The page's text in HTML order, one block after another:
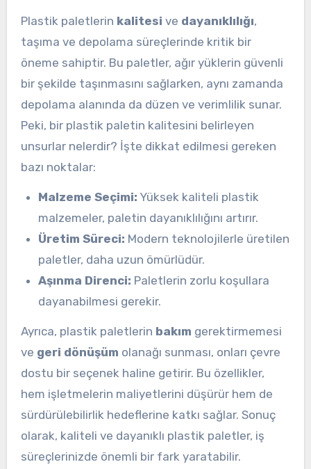
Plastik paletlerin kalitesi ve dayanıklılığı,
taşıma ve depolama süreçlerinde kritik bir
öneme sahiptir. Bu paletler, ağır yüklerin güvenli
bir şekilde taşınmasını sağlarken, aynı zamanda
depolama alanında da düzen ve verimlilik sunar.
Peki, bir plastik paletin kalitesini belirleyen
unsurlar nelerdir? İşte dikkat edilmesi gereken
bazı noktalar:
Malzeme Seçimi: Yüksek kaliteli plastik
malzemeler, paletin dayanıklılığını artırır.
Üretim Süreci: Modern teknolojilerle üretilen
paletler, daha uzun ömürlüdür.
Aşınma Direnci: Paletlerin zorlu koşullara
dayanabilmesi gerekir.
Ayrıca, plastik paletlerin bakım gerektirmemesi
ve geri dönüşüm olanağı sunması, onları çevre
dostu bir seçenek haline getirir. Bu özellikler,
hem işletmelerin maliyetlerini düşürür hem de
sürdürülebilirlik hedeflerine katkı sağlar. Sonuç
olarak, kaliteli ve dayanıklı plastik paletler, iş
süreçlerinizde önemli bir fark yaratabilir.